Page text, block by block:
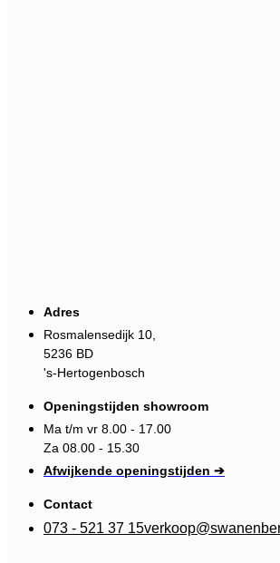
Adres
Rosmalensedijk 10,
5236 BD
's-Hertogenbosch
Openingstijden showroom
Ma t/m vr 8.00 - 17.00
Za 08.00 - 15.30
Afwijkende openingstijden ➔
Contact
073 - 521 37 15